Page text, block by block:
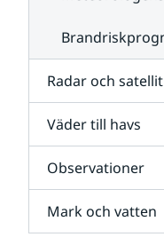
Radar och satellit
Väder till havs
Observationer
Mark och vatten